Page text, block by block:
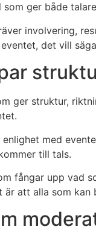
ger både
involvering,
det vill
ger struktur,
med
till tals.
fångar upp vad
att alla som